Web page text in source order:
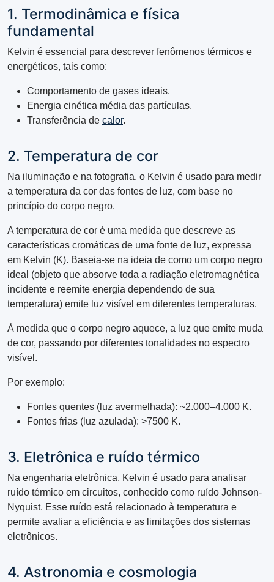
1. Termodinâmica e física
fundamental
Kelvin é essencial para descrever fenômenos térmicos e
energéticos, tais como:
Comportamento de gases ideais.
Energia cinética média das partículas.
Transferência de calor.
2. Temperatura de cor
Na iluminação e na fotografia, o Kelvin é usado para medir
a temperatura da cor das fontes de luz, com base no
princípio do corpo negro.
A temperatura de cor é uma medida que descreve as
características cromáticas de uma fonte de luz, expressa
em Kelvin (K). Baseia-se na ideia de como um corpo negro
ideal (objeto que absorve toda a radiação eletromagnética
incidente e reemite energia dependendo de sua
temperatura) emite luz visível em diferentes temperaturas.
À medida que o corpo negro aquece, a luz que emite muda
de cor, passando por diferentes tonalidades no espectro
visível.
Por exemplo:
Fontes quentes (luz avermelhada): ~2.000–4.000 K.
Fontes frias (luz azulada): >7500 K.
3. Eletrônica e ruído térmico
Na engenharia eletrônica, Kelvin é usado para analisar
ruído térmico em circuitos, conhecido como ruído Johnson-
Nyquist. Esse ruído está relacionado à temperatura e
permite avaliar a eficiência e as limitações dos sistemas
eletrônicos.
4. Astronomia e cosmologia